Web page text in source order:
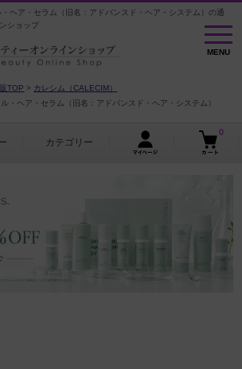
ヘア・セラム（旧名：アドバンスド・ヘア・システム）の通
ショップ
MENU
MENU
TOP
カレシム（CALECIM）
・ヘア・セラム（旧名：アドバンスド・ヘア・システム）
カテゴリー
0